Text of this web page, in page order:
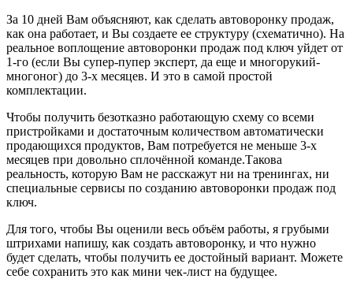
За 10 дней Вам объясняют, как сделать автоворонку продаж,
как она работает, и Вы создаете ее структуру (схематично). На
реальное воплощение автоворонки продаж под ключ уйдет от
1-го (если Вы супер-пупер эксперт, да еще и многорукий-
многоног) до 3-х месяцев. И это в самой простой
комплектации.
Чтобы получить безотказно работающую схему со всеми
пристройками и достаточным количеством автоматически
продающихся продуктов, Вам потребуется не меньше 3-х
месяцев при довольно сплочённой команде.Такова
реальность, которую Вам не расскажут ни на тренингах, ни
специальные сервисы по созданию автоворонки продаж под
ключ.
Для того, чтобы Вы оценили весь объём работы, я грубыми
штрихами напишу, как создать автоворонку, и что нужно
будет сделать, чтобы получить ее достойный вариант. Можете
себе сохранить это как мини чек-лист на будущее.